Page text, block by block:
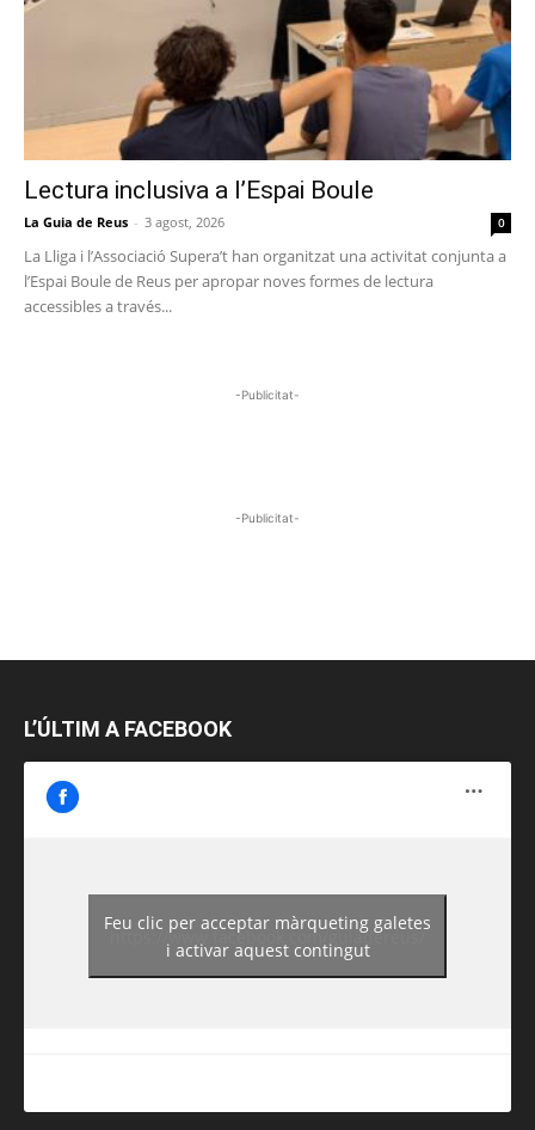
Lectura inclusiva a l’Espai Boule
La Guia de Reus - 3 agost, 2026 0
La Lliga i l’Associació Supera’t han organitzat una activitat conjunta a
l’Espai Boule de Reus per apropar noves formes de lectura
accessibles a través...
-Publicitat-
-Publicitat-
L’ÚLTIM A FACEBOOK
https://www.facebook.com/guiadereus/
Feu clic per acceptar màrqueting galetes
i activar aquest contingut